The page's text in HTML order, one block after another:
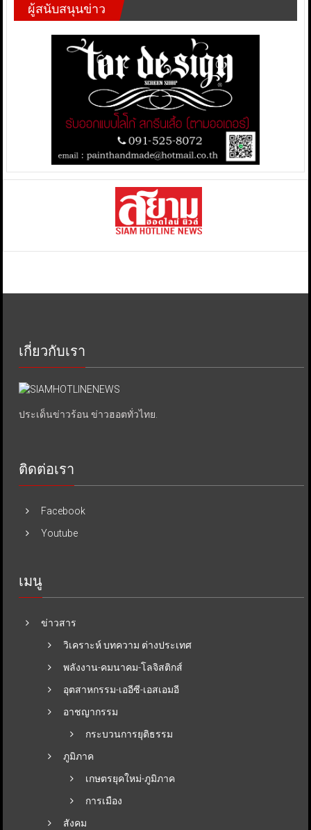
ผู้สนับสนุนข่าว
เกี่ยวกับเรา
ประเด็นข่าวร้อน ข่าวฮอตทั่วไทย.
ติดต่อเรา
Facebook
Youtube
เมนู
ข่าวสาร
วิเคราะห์ บทความ ต่างประเทศ
พลังงาน-คมนาคม-โลจิสติกส์
อุตสาหกรรม-เออีซี-เอสเอมอี
อาชญากรรม
กระบวนการยุติธรรม
ภูมิภาค
เกษตรยุคใหม่-ภูมิภาค
การเมือง
สังคม